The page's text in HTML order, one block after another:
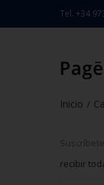
Tel. +34
Inicio /
recibir